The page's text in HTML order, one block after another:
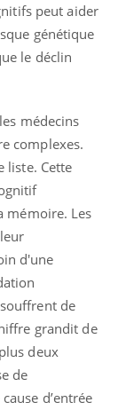
peut aider
génétique
le déclin
médecins
complexes.
liste. Cette
mémoire. Les
d'une
de
grandit de
deux
de
d’entrée